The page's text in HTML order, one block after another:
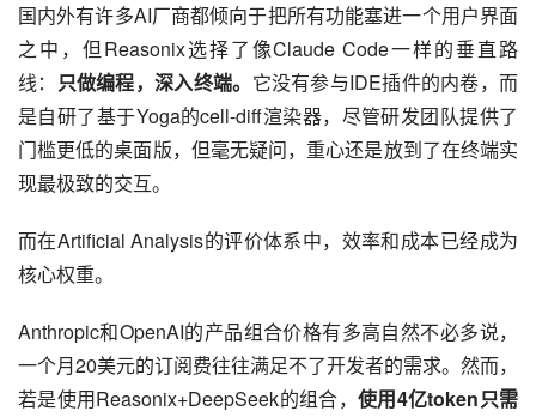
国内外有许多AI厂商都倾向于把所有功能塞进一个用户界面
之中，但Reasonix选择了像Claude Code一样的垂直路
线： 只做编程，深入终端。 它没有参与IDE插件的内卷，而
是自研了基于Yoga的cell-diff渲染器，尽管研发团队提供了
门槛更低的桌面版，但毫无疑问，重心还是放到了在终端实
现最极致的交互。
而在Artificial Analysis的评价体系中，效率和成本已经成为
核心权重。
Anthropic和OpenAI的产品组合价格有多高自然不必多说，
一个月20美元的订阅费往往满足不了开发者的需求。然而，
若是使用Reasonix+DeepSeek的组合， 使用4亿token只需